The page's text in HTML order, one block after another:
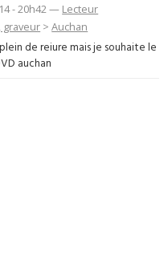
- 20h42 — Lecteur
graveur >Auchan
de reiure mais je souhaite le
auchan